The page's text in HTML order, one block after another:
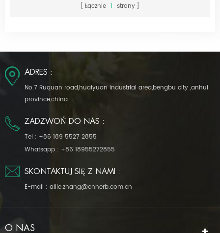
Łącznie 1 strony
ADRES :
No.7 Ruquan road,huaiyuan industrial area,bengbu city ,anhui
province,china
ZADZWOŃ DO NAS :
Tel : +86 189 5527 2855
Whatsapp : +86 18955272855
SKONTAKTUJ SIĘ Z NAMI :
E-mail : allie.zhang@cnherb.com.cn
O NAS